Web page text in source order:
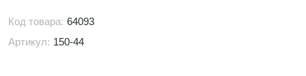
Код товара: 64093
Артикул: 150-44